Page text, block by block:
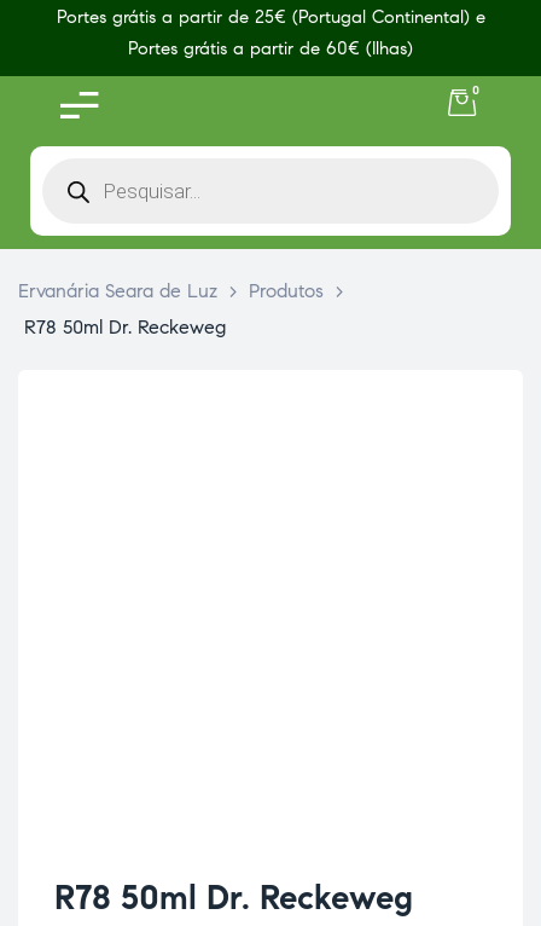
Portes grátis a partir de 25€ (Portugal Continental) e
Portes grátis a partir de 60€ (Ilhas)
0
Ervanária Seara de Luz > Produtos
>
R78 50ml Dr. Reckeweg
R78 50ml Dr. Reckeweg